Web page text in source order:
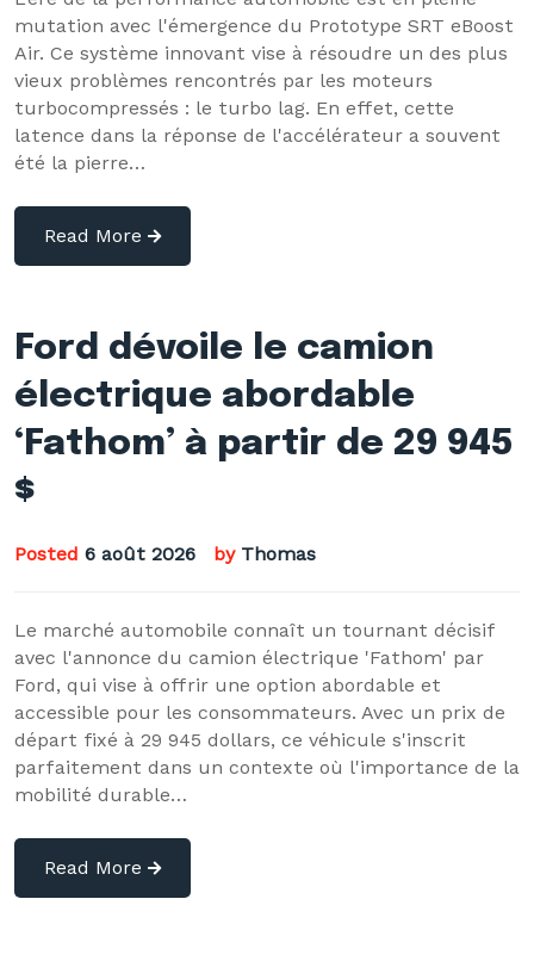
mutation avec l'émergence du Prototype SRT eBoost
Air. Ce système innovant vise à résoudre un des plus
vieux problèmes rencontrés par les moteurs
turbocompressés : le turbo lag. En effet, cette
latence dans la réponse de l'accélérateur a souvent
été la pierre…
Read More
Ford dévoile le camion
électrique abordable
‘Fathom’ à partir de 29 945
$
Posted 6 août 2026 by Thomas
Le marché automobile connaît un tournant décisif
avec l'annonce du camion électrique 'Fathom' par
Ford, qui vise à offrir une option abordable et
accessible pour les consommateurs. Avec un prix de
départ fixé à 29 945 dollars, ce véhicule s'inscrit
parfaitement dans un contexte où l'importance de la
mobilité durable…
Read More